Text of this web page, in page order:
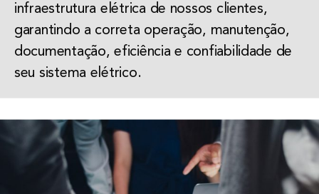
infraestrutura elétrica de nossos clientes,
garantindo a correta operação, manutenção,
documentação, eficiência e confiabilidade de
seu sistema elétrico.